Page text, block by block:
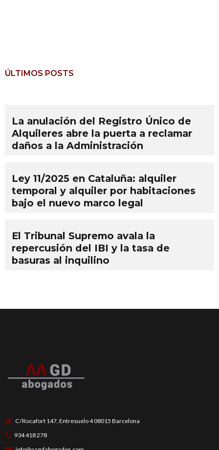
ÚLTIMOS POSTS
La anulación del Registro Único de
Alquileres abre la puerta a reclamar
daños a la Administración
Ley 11/2025 en Cataluña: alquiler
temporal y alquiler por habitaciones
bajo el nuevo marco legal
El Tribunal Supremo avala la
repercusión del IBI y la tasa de
basuras al inquilino
C/Rocafort 147, Entresuelo 4 08015 Barcelona
934 418 278